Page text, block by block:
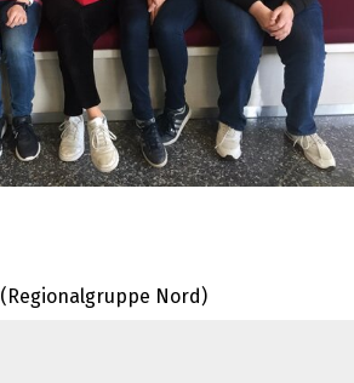
(Regionalgruppe Nord)